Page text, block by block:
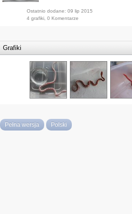
Ostatnio dodane: 09 lip 2015
4 grafiki, 0 Komentarze
Grafiki
Pełna wersja Polski